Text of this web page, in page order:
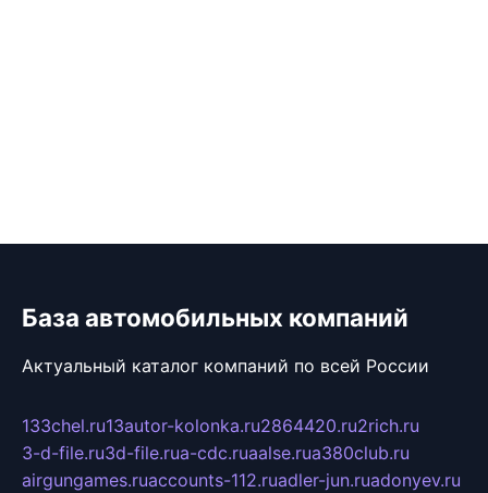
База автомобильных компаний
Актуальный каталог компаний по всей России
133chel.ru13autor-kolonka.ru2864420.ru2rich.ru
3-d-file.ru3d-file.rua-cdc.ruaalse.rua380club.ru
airgungames.ruaccounts-112.ruadler-jun.ruadonyev.ru